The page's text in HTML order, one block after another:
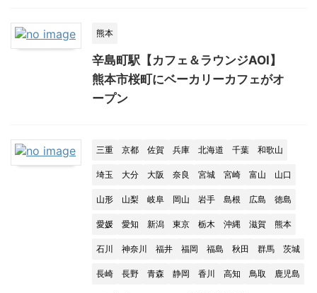
熊本
辛島町駅【カフェ＆ラウンジAOI】
熊本市桜町にベーカリーカフェがオ
ープン
三重 京都 佐賀 兵庫 北海道 千葉 和歌山
埼玉 大分 大阪 奈良 宮城 宮崎 富山 山口
山形 山梨 岐阜 岡山 岩手 島根 広島 徳島
愛媛 愛知 新潟 東京 栃木 沖縄 滋賀 熊本
石川 神奈川 福井 福岡 福島 秋田 群馬 茨城
長崎 長野 青森 静岡 香川 高知 鳥取 鹿児島